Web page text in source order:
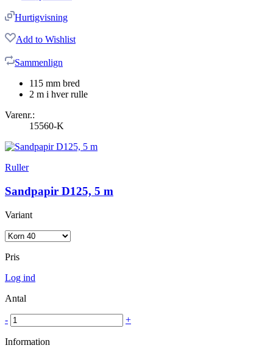
Hurtigvisning
Add to Wishlist
Sammenlign
115 mm bred
2 m i hver rulle
Varenr.:
15560-K
Ruller
Sandpapir D125, 5 m
Variant
Pris
Log ind
Antal
- +
Information